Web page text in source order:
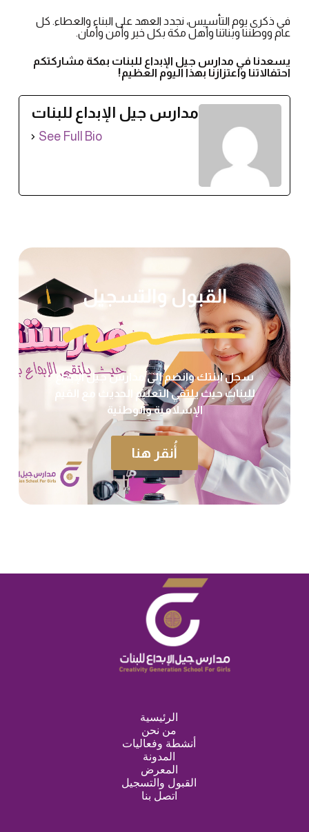
في ذكرى يوم التأسيس، نجدد العهد على البناء والعطاء. كل
عام ووطننا وبناتنا وأهل مكة بكل خير وأمن وأمان.
يسعدنا في مدارس جيل الإبداع للبنات بمكة مشاركتكم
احتفالاتنا واعتزازنا بهذا اليوم العظيم!
مدارس جيل الإبداع للبنات
See Full Bio
القبول والتسجيل
سجل ابنتك وانضم إلى مدارس جيل الإبداع
للبنات حيث يلتقي التعليم الحديث مع القيم
الإسلامية والوطنية
أُنقر هنا
الرئيسية
من نحن
أنشطة وفعاليات
المدونة
المعرض
القبول والتسجيل
اتصل بنا